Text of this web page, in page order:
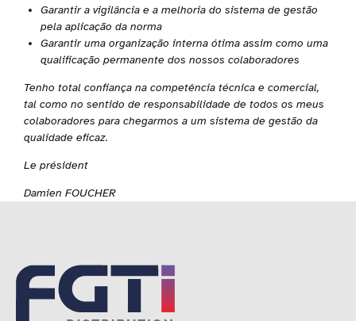
Garantir a vigilância e a melhoria do sistema de gestão
pela aplicação da norma
Garantir uma organização interna ótima assim como uma
qualificação permanente dos nossos colaboradores
Tenho total confiança na competência técnica e comercial,
tal como no sentido de responsabilidade de todos os meus
colaboradores para chegarmos a um sistema de gestão da
qualidade eficaz.
Le président
Damien FOUCHER